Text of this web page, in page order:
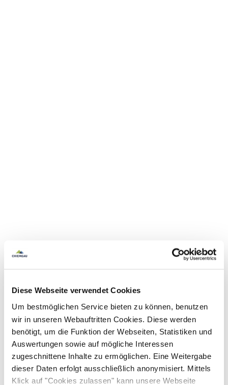
Diese Webseite verwendet Cookies
Um bestmöglichen Service bieten zu können, benutzen
wir in unseren Webauftritten Cookies. Diese werden
benötigt, um die Funktion der Webseiten, Statistiken und
Auswertungen sowie auf mögliche Interessen
zugeschnittene Inhalte zu ermöglichen. Eine Weitergabe
dieser Daten erfolgt ausschließlich anonymisiert. Mittels
Klick auf "Cookies zulassen" kann unsere Webseite